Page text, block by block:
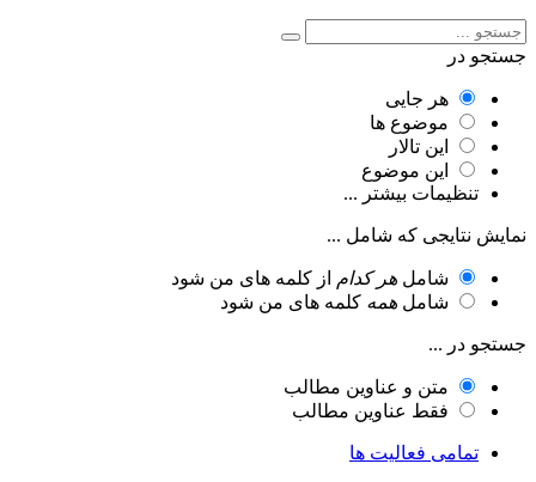
جستجو در
هر جایی
موضوع ها
این تالار
این موضوع
تنظیمات بیشتر ...
نمایش نتایجی که شامل ...
شامل هر کدام از کلمه های من شود
شامل همه کلمه های من شود
جستجو در ...
متن و عناوین مطالب
فقط عناوین مطالب
تمامی فعالیت ها